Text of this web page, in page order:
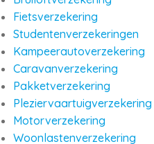
Fietsverzekering
Studentenverzekeringen
Kampeerautoverzekering
Caravanverzekering
Pakketverzekering
Pleziervaartuigverzekering
Motorverzekering
Woonlastenverzekering